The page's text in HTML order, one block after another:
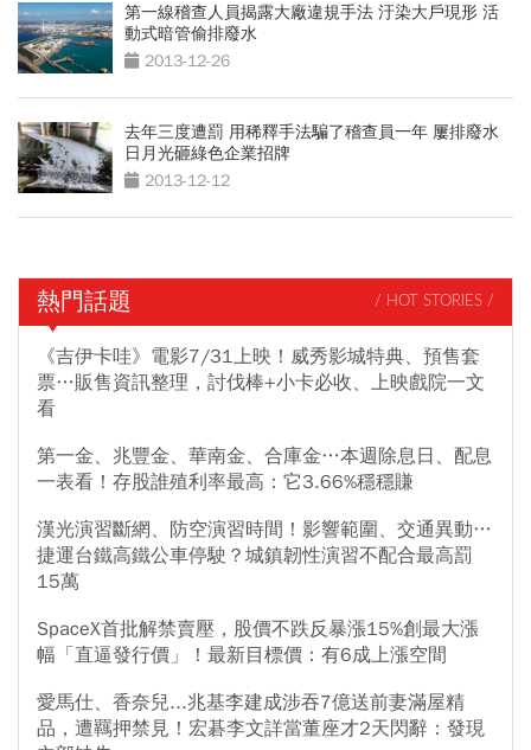
第一線稽查人員揭露大廠違規手法 汙染大戶現形 活
動式暗管偷排廢水
2013-12-26
去年三度遭罰 用稀釋手法騙了稽查員一年 屢排廢水
日月光砸綠色企業招牌
2013-12-12
熱門話題 / HOT STORIES /
《吉伊卡哇》電影7/31上映！威秀影城特典、預售套
票…販售資訊整理，討伐棒+小卡必收、上映戲院一文
看
第一金、兆豐金、華南金、合庫金…本週除息日、配息
一表看！存股誰殖利率最高：它3.66%穩穩賺
漢光演習斷網、防空演習時間！影響範圍、交通異動…
捷運台鐵高鐵公車停駛？城鎮韌性演習不配合最高罰
15萬
SpaceX首批解禁賣壓，股價不跌反暴漲15%創最大漲
幅「直逼發行價」！最新目標價：有6成上漲空間
愛馬仕、香奈兒...兆基李建成涉吞7億送前妻滿屋精
品，遭羈押禁見！宏碁李文詳當董座才2天閃辭：發現